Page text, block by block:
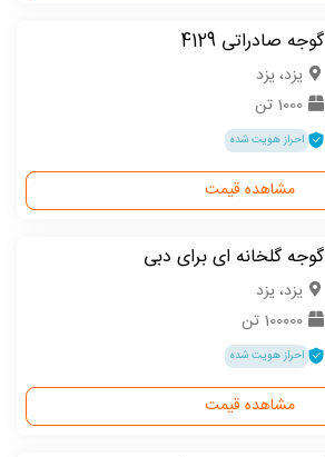
گوجه صادراتی 4129
یزد، یزد
1000 تن
احراز هویت شده
مشاهده قیمت
گوجه گلخانه ای برای دبی
یزد، یزد
100000 تن
احراز هویت شده
مشاهده قیمت